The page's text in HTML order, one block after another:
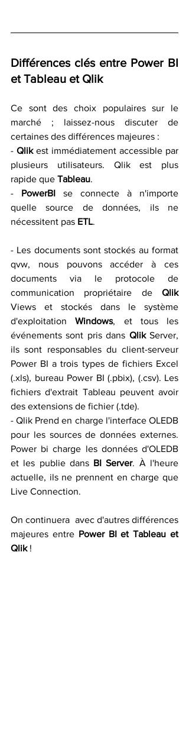
Différences clés entre Power BI
et Tableau et Qlik
Ce sont des choix populaires sur le
marché ; laissez-nous discuter de
certaines des différences majeures :
- Qlik est immédiatement accessible par
plusieurs utilisateurs. Qlik est plus
rapide que Tableau.
- PowerBI se connecte à n'importe
quelle source de données, ils ne
nécessitent pas ETL.
- Les documents sont stockés au format
qvw, nous pouvons accéder à ces
documents via le protocole de
communication propriétaire de Qlik
Views et stockés dans le système
d'exploitation Windows, et tous les
événements sont pris dans Qlik Server,
ils sont responsables du client-serveur
Power BI a trois types de fichiers Excel
(.xls), bureau Power BI (.pbix), (.csv). Les
fichiers d'extrait Tableau peuvent avoir
des extensions de fichier (.tde).
- Qlik Prend en charge l'interface OLEDB
pour les sources de données externes.
Power bi charge les données d'OLEDB
et les publie dans BI Server. À l'heure
actuelle, ils ne prennent en charge que
Live Connection.
On continuera  avec d'autres différences
majeures entre Power BI et Tableau et
Qlik !